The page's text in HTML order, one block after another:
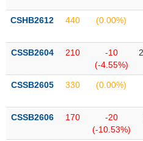
CSHB2612 440 (0.00%)
CSSB2604 210
-10
(-4.55%)
CSSB2605 330 (0.00%)
CSSB2606 170
-20
(-10.53%)
Thuật
ngữ
vụ
(-)